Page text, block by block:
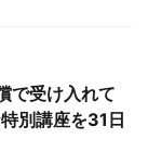
で受け入れて
別講座を31日